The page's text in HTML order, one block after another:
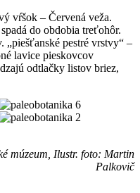
vŕšok – Červená veža.
do obdobia treťohôr.
pestré vrstvy“ –
lavice pieskovcov
odtlačky listov briez,
múzeum, Ilustr. foto: Martin
Palkovič